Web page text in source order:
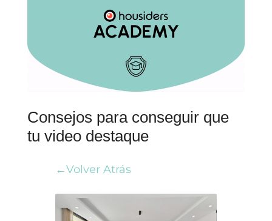
Consejos para conseguir que
tu video destaque
←Volver Atrás